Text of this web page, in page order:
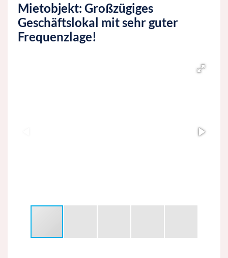
Mietobjekt: Großzügiges
Geschäftslokal mit sehr guter
Frequenzlage!